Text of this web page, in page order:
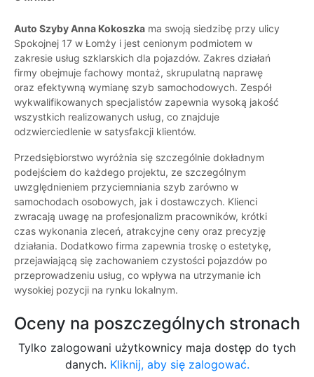
Auto Szyby Anna Kokoszka ma swoją siedzibę przy ulicy
Spokojnej 17 w Łomży i jest cenionym podmiotem w
zakresie usług szklarskich dla pojazdów. Zakres działań
firmy obejmuje fachowy montaż, skrupulatną naprawę
oraz efektywną wymianę szyb samochodowych. Zespół
wykwalifikowanych specjalistów zapewnia wysoką jakość
wszystkich realizowanych usług, co znajduje
odzwierciedlenie w satysfakcji klientów.
Przedsiębiorstwo wyróżnia się szczególnie dokładnym
podejściem do każdego projektu, ze szczególnym
uwzględnieniem przyciemniania szyb zarówno w
samochodach osobowych, jak i dostawczych. Klienci
zwracają uwagę na profesjonalizm pracowników, krótki
czas wykonania zleceń, atrakcyjne ceny oraz precyzję
działania. Dodatkowo firma zapewnia troskę o estetykę,
przejawiającą się zachowaniem czystości pojazdów po
przeprowadzeniu usług, co wpływa na utrzymanie ich
wysokiej pozycji na rynku lokalnym.
Oceny na poszczególnych stronach
Tylko zalogowani użytkownicy maja dostęp do tych
danych. Kliknij, aby się zalogować.